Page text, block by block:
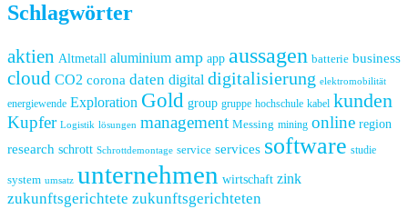
Schlagwörter
aktien Altmetall aluminium amp app aussagen batterie business
cloud CO2 corona daten digital digitalisierung elektromobilität
energiewende Exploration Gold group gruppe hochschule kabel kunden
Kupfer Logistik lösungen management Messing mining online region
research schrott Schrottdemontage service services software studie
system umsatz unternehmen wirtschaft zink
zukunftsgerichtete zukunftsgerichteten